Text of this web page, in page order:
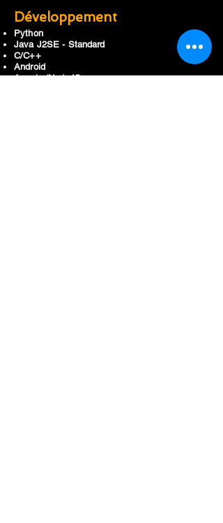
Développement
Python
Java J2SE - Standard
C/C++
Android
Angular/NodeJS